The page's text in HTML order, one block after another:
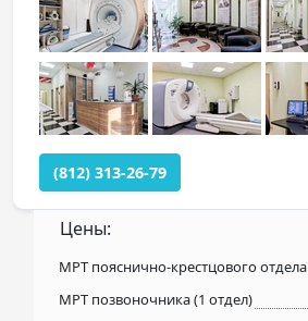
(812) 313-26-79
Цены:
МРТ пояснично-крестцового отдела
МРТ позвоночника (1 отдел)